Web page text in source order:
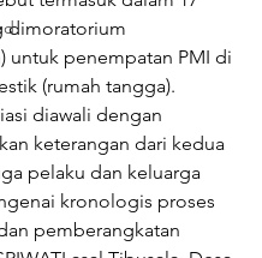
dimoratorium
untuk penempatan PMI di
(rumah tangga).
diawali dengan
keterangan dari kedua
pelaku dan keluarga
kronologis proses
pemberangkatan